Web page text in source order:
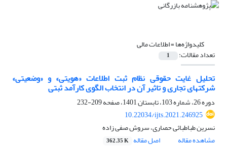
کلیدواژه‌ها =اطلاعات مالی
تعداد مقالات: 1
تحلیل غایت حقوقی نظام ثبت اطلاعات «هویتی» و «وضعیتی»
شرکتهای تجاری و تاثیر آن در انتخاب الگوی کارآمد ثبتی
دوره 26، شماره 103، تابستان 1401، صفحه
209-232
10.22034/ijts.2021.246925
نسرین طباطبائی حصاری، سروش صفی زاده
مشاهده مقاله
اصل مقاله 362.35 K